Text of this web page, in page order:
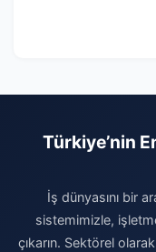
Türkiye’nin
İş dünyasını bir
sistemimizle,
çıkarın. Sektörel